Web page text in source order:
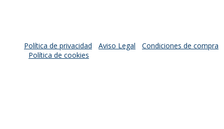
Política de privacidad
Aviso Legal
Condiciones de compra
Política de cookies